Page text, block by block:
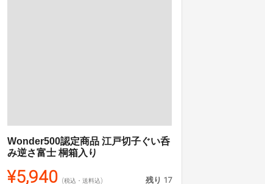
Wonder500認定商品 江戸切子ぐい呑
み逆さ富士 桐箱入り
¥5,940 (税込・送料込) 残り 17